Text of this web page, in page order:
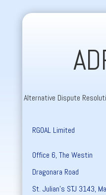
Alternative Dispute
RGOAL Limited
Office 6, The Westin
Dragonara Road
St. Julian’s STJ 3143,